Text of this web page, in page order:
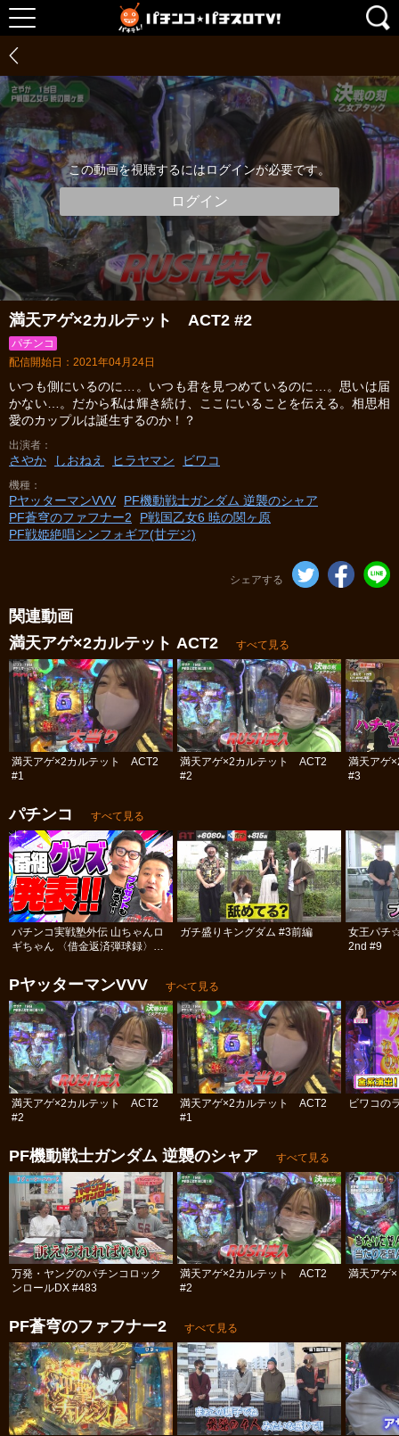
この動画を視聴するにはログインが必要です。
ログイン
満天アゲ×2カルテット ACT2 #2
パチンコ
配信開始日：2021年04月24日
いつも側にいるのに…。いつも君を見つめているのに…。思いは届
かない…。だから私は輝き続け、ここにいることを伝える。相思相
愛のカップルは誕生するのか！？
出演者
さやか しおねえ ヒラヤマン ビワコ
機種
PヤッターマンVVV
PF機動戦士ガンダム 逆襲のシャア
PF蒼穹のファフナー2
P戦国乙女6 暁の関ヶ原
PF戦姫絶唱シンフォギア(甘デジ)
シェアする
関連動画
満天アゲ×2カルテット ACT2
すべて見る
満天アゲ×2カルテット ACT2
#1
満天アゲ×2カルテット ACT2
#2
満天アゲ
#3
パチンコ すべて見る
パチンコ実戦塾外伝 山ちゃんロ
ギちゃん 〈借金返済弾球録〉
ガチ盛りキングダム #3前編
女王パチ
2nd #9
PヤッターマンVVV すべて見る
満天アゲ×2カルテット ACT2
#2
満天アゲ×2カルテット ACT2
#1
ビワコの
PF機動戦士ガンダム 逆襲のシャア すべて見る
万発・ヤングのパチンコロック
ンロールDX #483
満天アゲ×2カルテット ACT2
#2
満天アゲ
PF蒼穹のファフナー2 すべて見る